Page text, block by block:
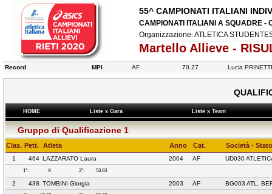
55^ CAMPIONATI ITALIANI
CAMPIONATI ITALIANI A SQUADRE -
Organizzazione: ATLETICA
Martello Allieve -
Record MPI AF 70.27 Lucia
HOME Liste x Gara Liste x Team
Gruppo di Qualificazione 1
Clas. Pett. Atleta Anno Cat. Società -
1 464 LAZZARATO Laura 2004 AF UD030
1°: X 2°: 53.63
2 438 TOMBINI Giorgia 2003 AF BG003 ATL.